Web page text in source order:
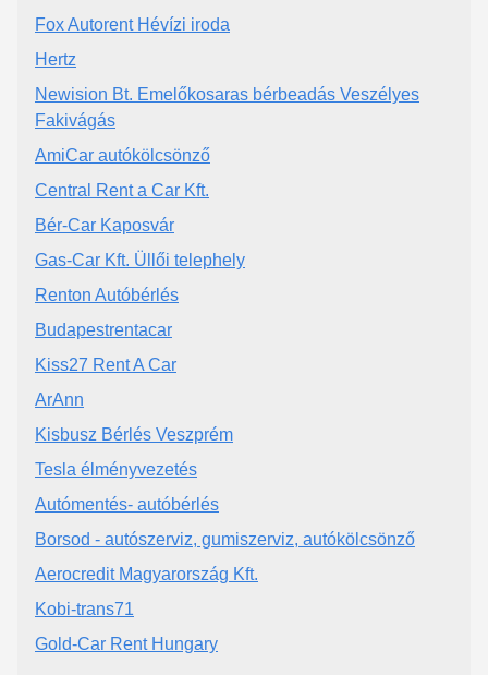
Fox Autorent Hévízi iroda
Hertz
Newision Bt. Emelőkosaras bérbeadás Veszélyes
Fakivágás
AmiCar autókölcsönző
Central Rent a Car Kft.
Bér-Car Kaposvár
Gas-Car Kft. Üllői telephely
Renton Autóbérlés
Budapestrentacar
Kiss27 Rent A Car
ArAnn
Kisbusz Bérlés Veszprém
Tesla élményvezetés
Autómentés- autóbérlés
Borsod - autószerviz, gumiszerviz, autókölcsönző
Aerocredit Magyarország Kft.
Kobi-trans71
Gold-Car Rent Hungary